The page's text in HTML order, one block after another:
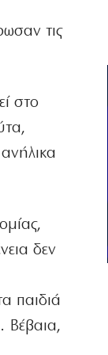
τις
στο
δεν
παιδιά
Βέβαια,